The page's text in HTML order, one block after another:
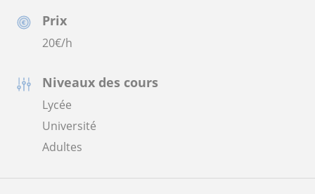
Prix
20€/h
Niveaux des cours
Lycée
Université
Adultes